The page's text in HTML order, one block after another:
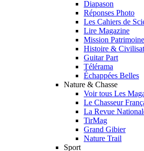
Diapason
Réponses Photo
Les Cahiers de
Lire Magazine
Mission Patrimoine
Histoire &
Guitar Part
Télérama
Échappées Belles
Nature & Chasse
Voir tous Les
Le Chasseur
La Revue
TirMag
Grand Gibier
Nature Trail
Sport